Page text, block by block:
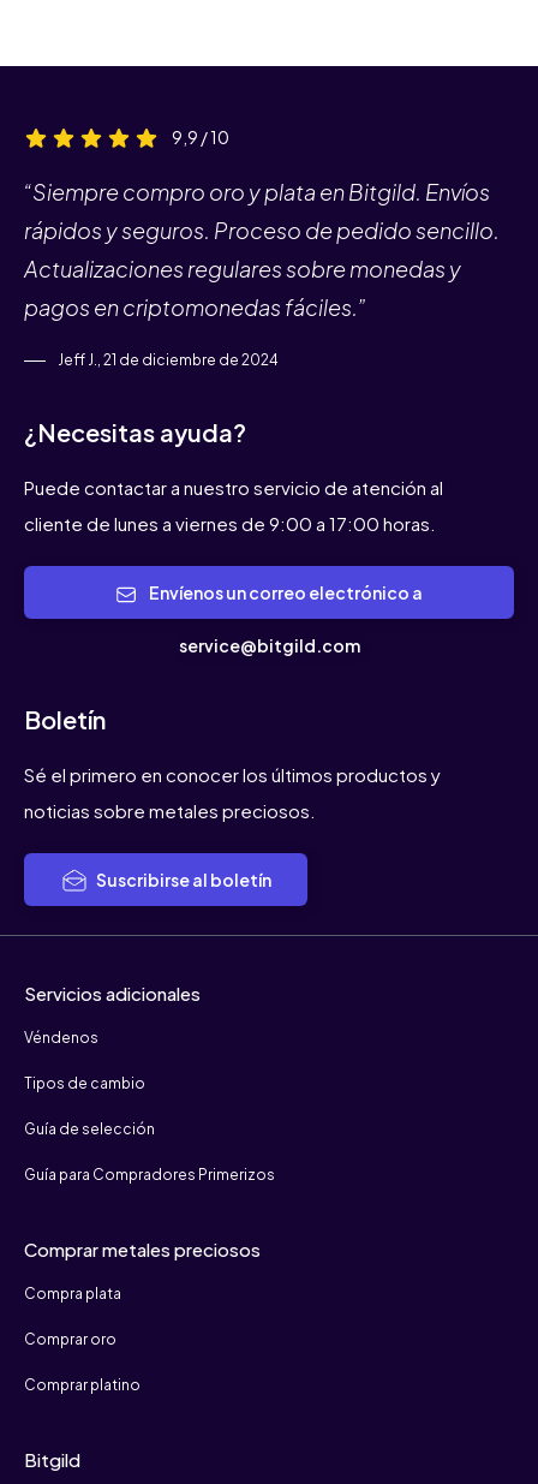
9,9 / 10
“Siempre compro oro y plata en Bitgild. Envíos
rápidos y seguros. Proceso de pedido sencillo.
Actualizaciones regulares sobre monedas y
pagos en criptomonedas fáciles.”
Jeff J., 21 de diciembre de 2024
¿Necesitas ayuda?
Puede contactar a nuestro servicio de atención al
cliente de lunes a viernes de 9:00 a 17:00 horas.
service@bitgild.com
Boletín
Sé el primero en conocer los últimos productos y
noticias sobre metales preciosos.
Suscribirse al boletín
Servicios adicionales
Véndenos
Tipos de cambio
Guía de selección
Guía para Compradores Primerizos
Comprar metales preciosos
Compra plata
Comprar oro
Comprar platino
Bitgild